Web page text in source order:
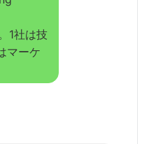
1社は技
マーケ